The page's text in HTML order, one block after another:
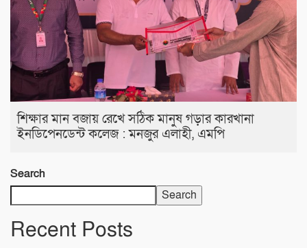
শিক্ষার মান বজায় রেখে সঠিক মানুষ গড়ার কারখানা
ইনডিপেনডেন্ট কলেজ : মনজুর এলাহী, এমপি
Search
Search
Recent Posts